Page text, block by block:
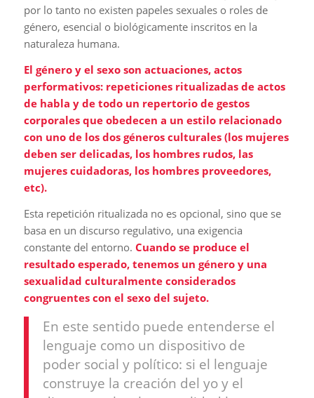
por lo tanto no existen papeles sexuales o roles de
género, esencial o biológicamente inscritos en la
naturaleza humana.
El género y el sexo son actuaciones, actos
performativos: repeticiones ritualizadas de actos
de habla y de todo un repertorio de gestos
corporales que obedecen a un estilo relacionado
con uno de los dos géneros culturales (los mujeres
deben ser delicadas, los hombres rudos, las
mujeres cuidadoras, los hombres proveedores,
etc).
Esta repetición ritualizada no es opcional, sino que se
basa en un discurso regulativo, una exigencia
constante del entorno. Cuando se produce el
resultado esperado, tenemos un género y una
sexualidad culturalmente considerados
congruentes con el sexo del sujeto.
En este sentido puede entenderse el
lenguaje como un dispositivo de
poder social y político: si el lenguaje
construye la creación del yo y el